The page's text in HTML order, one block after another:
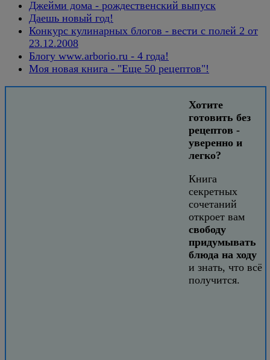
Джейми дома - рождественский выпуск
Даешь новый год!
Конкурс кулинарных блогов - вести с полей 2 от
23.12.2008
Блогу www.arborio.ru - 4 года!
Моя новая книга - "Еще 50 рецептов"!
Хотите
готовить без
рецептов -
уверенно и
легко?
Книга
секретных
сочетаний
откроет вам
свободу
придумывать
блюда на ходу
и знать, что всё
получится.